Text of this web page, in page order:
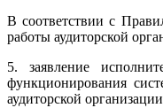
В соответствии с
работы аудиторской
5. заявление
функционирования
аудиторской